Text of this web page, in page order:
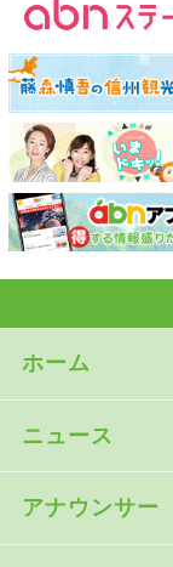
ホーム
ニュース
アナウンサー